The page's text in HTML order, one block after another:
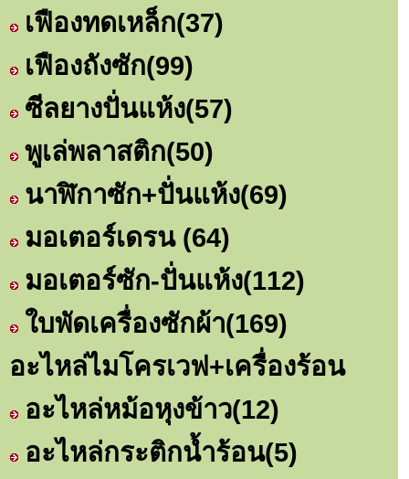
เฟืองทดเหล็ก(37)
เฟืองถังซัก(99)
ซีลยางปั่นแห้ง(57)
พูเล่พลาสติก(50)
นาฬิกาซัก+ปั่นแห้ง(69)
มอเตอร์เดรน (64)
มอเตอร์ซัก-ปั่นแห้ง(112)
ใบพัดเครื่องซักผ้า(169)
อะไหล่ไมโครเวฟ+เครื่องร้อน
อะไหล่หม้อหุงข้าว(12)
อะไหล่กระติกน้ำร้อน(5)